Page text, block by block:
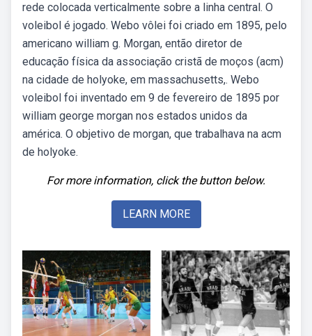
rede colocada verticalmente sobre a linha central. O
voleibol é jogado. Webo vôlei foi criado em 1895, pelo
americano william g. Morgan, então diretor de
educação física da associação cristã de moços (acm)
na cidade de holyoke, em massachusetts,. Webo
voleibol foi inventado em 9 de fevereiro de 1895 por
william george morgan nos estados unidos da
américa. O objetivo de morgan, que trabalhava na acm
de holyoke.
For more information, click the button below.
LEARN MORE